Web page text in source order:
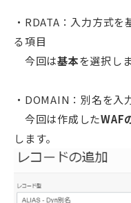
・RDATA：入力方式
る項目
今回は基本を選択しま
・DOMAIN：別名を入
今回は作成したWAF
します。